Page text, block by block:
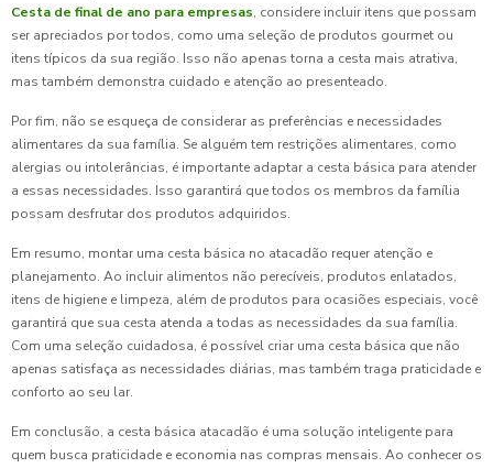
Cesta de final de ano para empresas, considere incluir itens que possam
ser apreciados por todos, como uma seleção de produtos gourmet ou
itens típicos da sua região. Isso não apenas torna a cesta mais atrativa,
mas também demonstra cuidado e atenção ao presenteado.
Por fim, não se esqueça de considerar as preferências e necessidades
alimentares da sua família. Se alguém tem restrições alimentares, como
alergias ou intolerâncias, é importante adaptar a cesta básica para atender
a essas necessidades. Isso garantirá que todos os membros da família
possam desfrutar dos produtos adquiridos.
Em resumo, montar uma cesta básica no atacadão requer atenção e
planejamento. Ao incluir alimentos não perecíveis, produtos enlatados,
itens de higiene e limpeza, além de produtos para ocasiões especiais, você
garantirá que sua cesta atenda a todas as necessidades da sua família.
Com uma seleção cuidadosa, é possível criar uma cesta básica que não
apenas satisfaça as necessidades diárias, mas também traga praticidade e
conforto ao seu lar.
Em conclusão, a cesta básica atacadão é uma solução inteligente para
quem busca praticidade e economia nas compras mensais. Ao conhecer os